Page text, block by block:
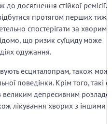
до досягнення стійкої ремісії.
протягом перших
спостерігати за
що ризик суїциду може
одужання.
есциталопрам, також
поведінки. Крім того, такі
великим депресивним
лікування хворих з іншими